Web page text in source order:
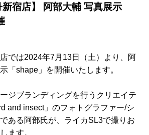
新宿店】 阿部大輔 写真展示
では2024年7月13日（土）より、阿
「shape」を開催いたします。
ジブランディングを行うクリエイテ
and insect」のフォトグラファー/シ
ある阿部氏が、ライカSL3で撮りお
ます。